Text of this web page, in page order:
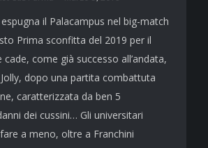
espugna il Palacampus nel big-match
Prima sconfitta del 2019 per il
cade, come già successo all’andata,
dopo una partita combattuta
caratterizzata da ben 5
dei cussini… Gli universitari
a meno, oltre a Franchini